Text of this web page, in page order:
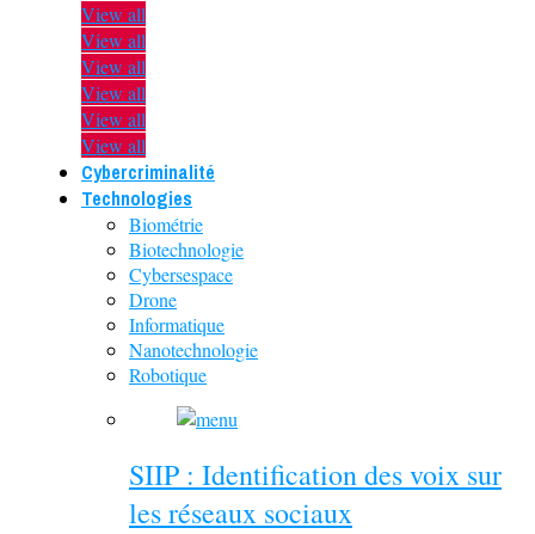
View all
View all
View all
View all
View all
View all
Cybercriminalité
Technologies
Biométrie
Biotechnologie
Cybersespace
Drone
Informatique
Nanotechnologie
Robotique
SIIP : Identification des voix sur
les réseaux sociaux